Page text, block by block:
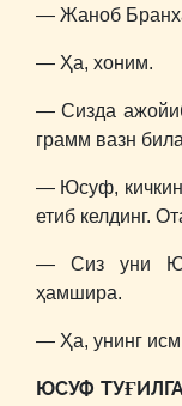
― Жаноб
― Ҳа, хоним.
― Сизда
грамм вазн
― Юсуф,
етиб келдинг.
― Сиз уни
ҳамшира.
― Ҳа, унинг
ЮСУФ